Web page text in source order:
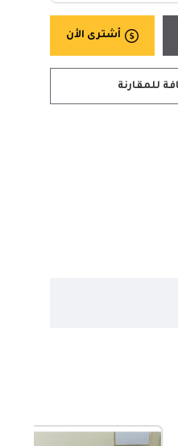
أشترى الأن
للمقارنة